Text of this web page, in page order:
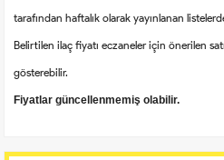
tarafından haftalık olarak yayınlanan
Belirtilen ilaç fiyatı eczaneler için önerilen
gösterebilir.
Fiyatlar güncellenmemiş olabilir.